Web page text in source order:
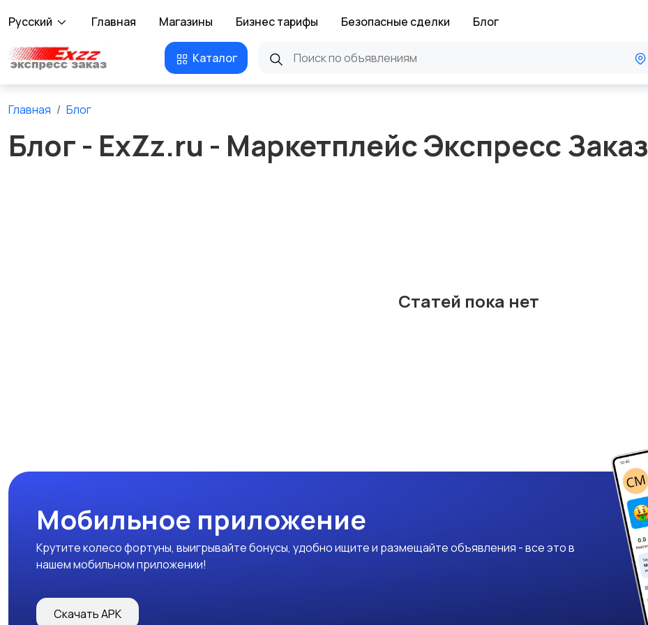
Русский Главная Магазины Бизнес тарифы Безопасные сделки Блог
Каталог
Главная Блог
Блог - ExZz.ru - Маркетплейс Экспресс Заказ
Статей пока нет
Мобильное приложение
Крутите колесо фортуны, выигрывайте бонусы, удобно ищите и размещайте объявления - все это в
нашем мобильном приложении!
Скачать APK